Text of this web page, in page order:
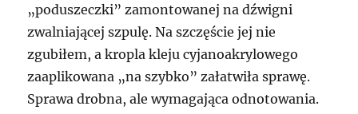
„poduszeczki” zamontowanej na dźwigni
zwalniającej szpulę. Na szczęście jej nie
zgubiłem, a kropla kleju cyjanoakrylowego
zaaplikowana „na szybko” załatwiła sprawę.
Sprawa drobna, ale wymagająca odnotowania.